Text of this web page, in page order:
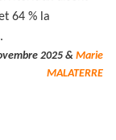
64 % la
2025 & Marie
MALATERRE